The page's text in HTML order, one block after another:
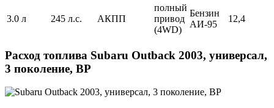
3.0 л 245 л.с. АКПП
полный
привод
(4WD)
Бензин
АИ-95
12,4
Расход топлива Subaru Outback 2003, универсал,
3 поколение, BP